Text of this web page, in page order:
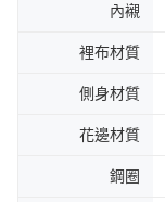
內襯
裡布材質
側身材質
花邊材質
鋼圈